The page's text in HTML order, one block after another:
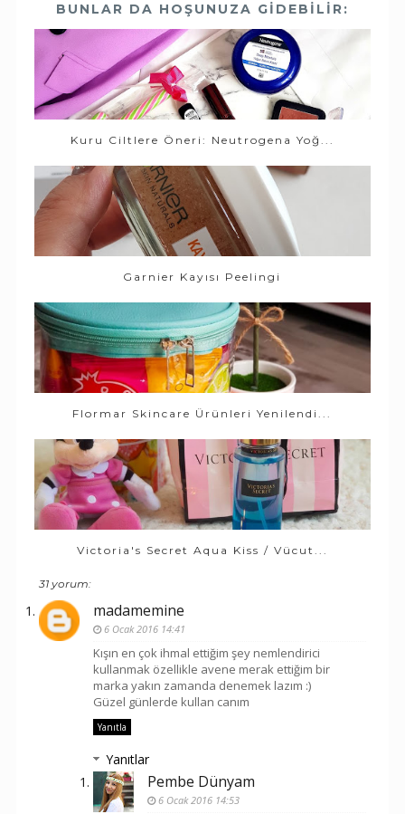
BUNLAR DA HOŞUNUZA GIDEBILIR:
Kuru Ciltlere Öneri: Neutrogena Yoğ...
Garnier Kayısı Peelingi
Flormar Skincare Ürünleri Yenilendi...
Victoria's Secret Aqua Kiss / Vücut...
31 yorum:
madamemine
6 Ocak 2016 14:41
Kışın en çok ihmal ettiğim şey nemlendirici
kullanmak özellikle avene merak ettiğim bir
marka yakın zamanda denemek lazım :)
Güzel günlerde kullan canım
Yanıtla
Yanıtlar
Pembe Dünyam
6 Ocak 2016 14:53